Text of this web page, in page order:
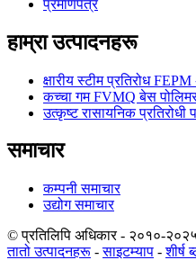
प्रमाणपत्र
हाम्रा उत्पादनहरू
क्षारीय स्टीम प्रतिरोध
कच्चा गम FVMQ बेस
उत्कृष्ट रासायनिक प्रतिरोधी
समाचार
कम्पनी समाचार
उद्योग समाचार
© प्रतिलिपि अधिकार - २०१०-
तातो उत्पादनहरू -साइटम्याप -शीर्ष